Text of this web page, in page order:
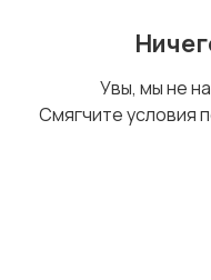
Увы, мы не
Смягчите условия